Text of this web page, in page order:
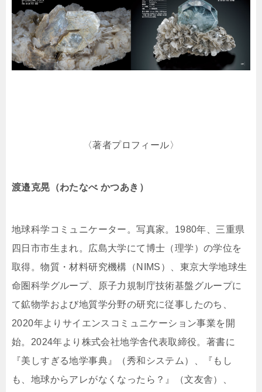
〈著者プロフィール〉
渡邉克晃（わたなべ かつあき）
地球科学コミュニケーター。写真家。1980年、三重県
四日市市生まれ。広島大学にて博士（理学）の学位を
取得。物質・材料研究機構（NIMS）、東京大学地球生
命圏科学グループ、原子力規制庁技術基盤グループに
て鉱物学および地質学分野の研究に従事したのち、
2020年よりサイエンスコミュニケーション事業を開
始。2024年より株式会社地学舎代表取締役。著書に
『美しすぎる地学事典』（秀和システム）、『もし
も、地球からアレがなくなったら？』（文友舎）、